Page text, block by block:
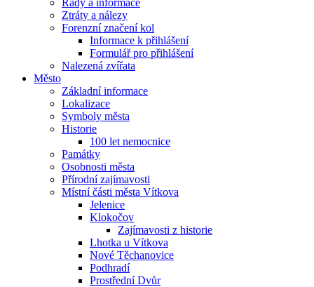
Rady a informace
Ztráty a nálezy
Forenzní značení kol
Informace k přihlášení
Formulář pro přihlášení
Nalezená zvířata
Město
Základní informace
Lokalizace
Symboly města
Historie
100 let nemocnice
Památky
Osobnosti města
Přírodní zajímavosti
Místní části města Vítkova
Jelenice
Klokočov
Zajímavosti z historie
Lhotka u Vítkova
Nové Těchanovice
Podhradí
Prostřední Dvůr